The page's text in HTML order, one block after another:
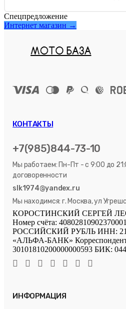
Спецпредложение
Интернет магазин →
КОНТАКТЫ
+7(985)844-73-10
Мы работаем: Пн-Пт - с 9:00 до
договоренности
slk1974@yandex.ru
Мы находимся: г. Москва, ул
КОРОСТИНСКИЙ СЕРГЕЙ
Номер счёта:
РОССИЙСКИЙ РУБЛЬ ИНН:
«АЛЬФА-БАНК»
30101810200000000593 БИК:
ИНФОРМАЦИЯ